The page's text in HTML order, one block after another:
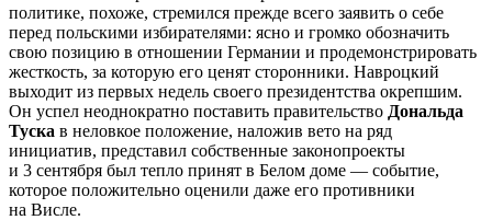
политике, похоже, стремился прежде всего заявить о себе
перед польскими избирателями: ясно и громко обозначить
свою позицию в отношении Германии и продемонстрировать
жесткость, за которую его ценят сторонники. Навроцкий
выходит из первых недель своего президентства окрепшим.
Он успел неоднократно поставить правительство Дональда
Туска в неловкое положение, наложив вето на ряд
инициатив, представил собственные законопроекты
и 3 сентября был тепло принят в Белом доме — событие,
которое положительно оценили даже его противники
на Висле.